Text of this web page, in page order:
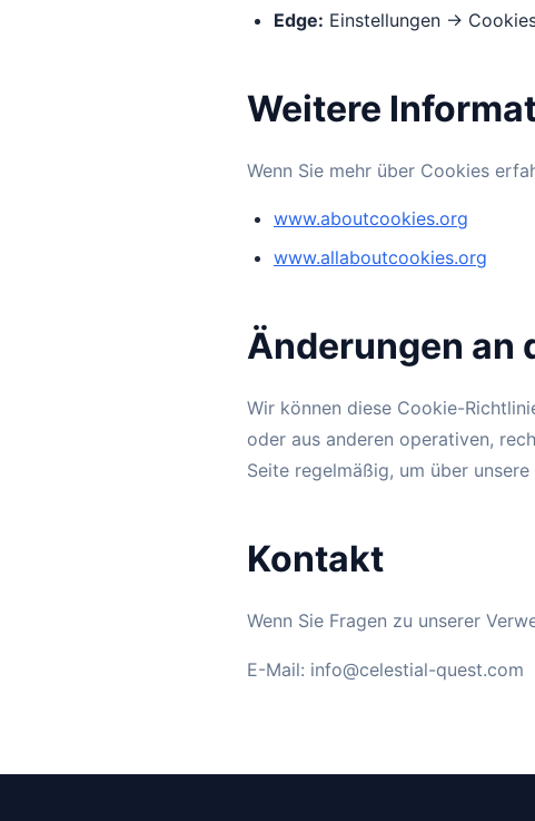
Edge: Einstellungen →
Weitere
Wenn Sie mehr über Cookies
www.aboutcookies.org
www.allaboutcookies.org
Änderungen an
Wir können diese Cookie-
oder aus anderen operativen,
Seite regelmäßig, um über
Kontakt
Wenn Sie Fragen zu unserer
E-Mail: info@celestial-quest.com